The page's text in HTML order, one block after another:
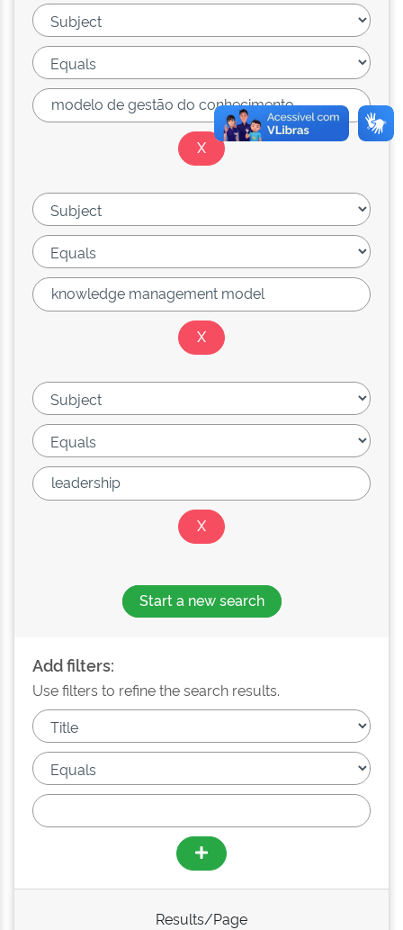
Start a new search
Add filters:
Use filters to refine the search results.
Results/Page